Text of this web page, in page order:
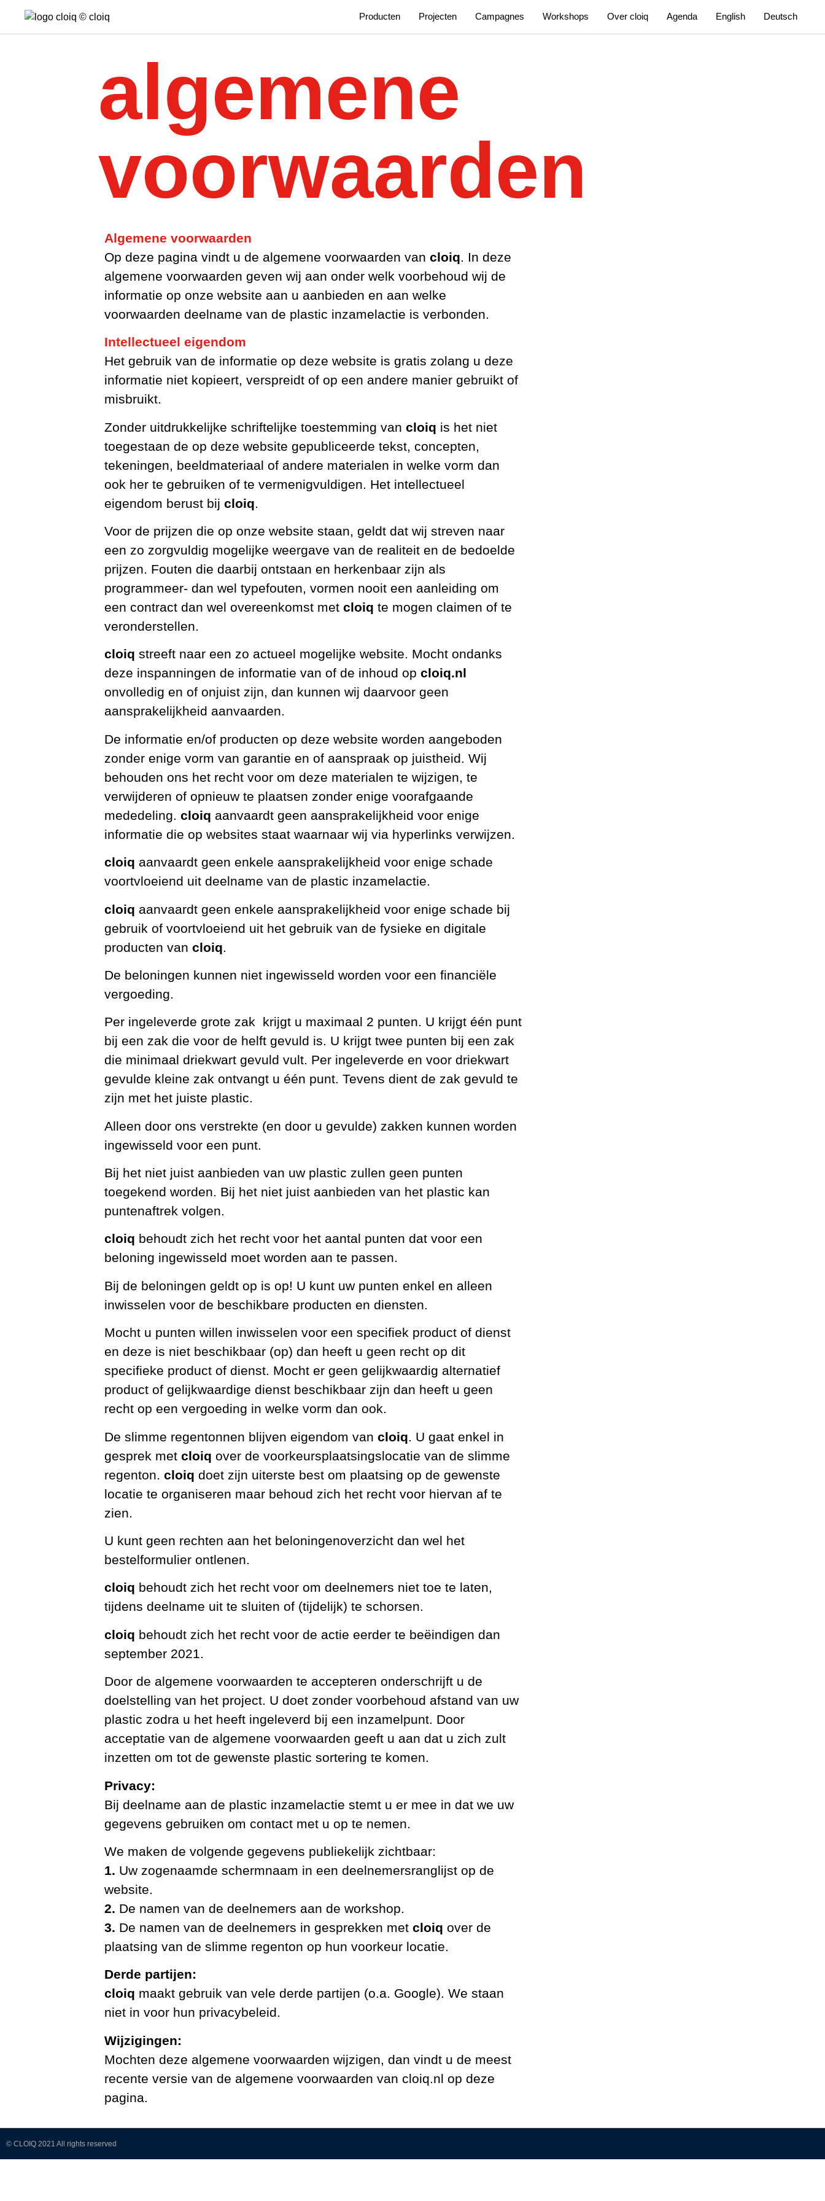
Producten Projecten Campagnes Workshops Over cloiq Agenda English Deutsch
algemene
voorwaarden
Algemene voorwaarden
Op deze pagina vindt u de algemene voorwaarden van cloiq. In deze
algemene voorwaarden geven wij aan onder welk voorbehoud wij de
informatie op onze website aan u aanbieden en aan welke
voorwaarden deelname van de plastic inzamelactie is verbonden.
Intellectueel eigendom
Het gebruik van de informatie op deze website is gratis zolang u deze
informatie niet kopieert, verspreidt of op een andere manier gebruikt of
misbruikt.
Zonder uitdrukkelijke schriftelijke toestemming van cloiq is het niet
toegestaan de op deze website gepubliceerde tekst, concepten,
tekeningen, beeldmateriaal of andere materialen in welke vorm dan
ook her te gebruiken of te vermenigvuldigen. Het intellectueel
eigendom berust bij cloiq
Voor de prijzen die op onze website staan, geldt dat wij streven naar
een zo zorgvuldig mogelijke weergave van de realiteit en de bedoelde
prijzen. Fouten die daarbij ontstaan en herkenbaar zijn als
programmeer- dan wel typefouten, vormen nooit een aanleiding om
een contract dan wel overeenkomst met cloiq te mogen claimen of te
veronderstellen.
cloiq streeft naar een zo actueel mogelijke website. Mocht ondanks
deze inspanningen de informatie van of de inhoud op cloiq.nl
onvolledig en of onjuist zijn, dan kunnen wij daarvoor geen
aansprakelijkheid aanvaarden.
De informatie en/of producten op deze website worden aangeboden
zonder enige vorm van garantie en of aanspraak op juistheid. Wij
behouden ons het recht voor om deze materialen te wijzigen, te
verwijderen of opnieuw te plaatsen zonder enige voorafgaande
mededeling. cloiq aanvaardt geen aansprakelijkheid voor enige
informatie die op websites staat waarnaar wij via hyperlinks verwijzen.
cloiq aanvaardt geen enkele aansprakelijkheid voor enige schade
voortvloeiend uit deelname van de plastic inzamelactie.
cloiq aanvaardt geen enkele aansprakelijkheid voor enige schade bij
gebruik of voortvloeiend uit het gebruik van de fysieke en digitale
producten van cloiq
De beloningen kunnen niet ingewisseld worden voor een financiële
vergoeding.
Per ingeleverde grote zak krijgt u maximaal 2 punten. U krijgt één punt
bij een zak die voor de helft gevuld is. U krijgt twee punten bij een zak
die minimaal driekwart gevuld vult. Per ingeleverde en voor driekwart
gevulde kleine zak ontvangt u één punt. Tevens dient de zak gevuld te
zijn met het juiste plastic.
Alleen door ons verstrekte (en door u gevulde) zakken kunnen worden
ingewisseld voor een punt.
Bij het niet juist aanbieden van uw plastic zullen geen punten
toegekend worden. Bij het niet juist aanbieden van het plastic kan
puntenaftrek volgen.
cloiq behoudt zich het recht voor het aantal punten dat voor een
beloning ingewisseld moet worden aan te passen.
Bij de beloningen geldt op is op! U kunt uw punten enkel en alleen
inwisselen voor de beschikbare producten en diensten.
Mocht u punten willen inwisselen voor een specifiek product of dienst
en deze is niet beschikbaar (op) dan heeft u geen recht op dit
specifieke product of dienst. Mocht er geen gelijkwaardig alternatief
product of gelijkwaardige dienst beschikbaar zijn dan heeft u geen
recht op een vergoeding in welke vorm dan ook.
De slimme regentonnen blijven eigendom van cloiq. U gaat enkel in
gesprek met cloiq over de voorkeursplaatsingslocatie van de slimme
regenton. cloiq doet zijn uiterste best om plaatsing op de gewenste
locatie te organiseren maar behoud zich het recht voor hiervan af te
zien.
U kunt geen rechten aan het beloningenoverzicht dan wel het
bestelformulier ontlenen.
cloiq behoudt zich het recht voor om deelnemers niet toe te laten,
tijdens deelname uit te sluiten of (tijdelijk) te schorsen.
cloiq behoudt zich het recht voor de actie eerder te beëindigen dan
september 2021.
Door de algemene voorwaarden te accepteren onderschrijft u de
doelstelling van het project. U doet zonder voorbehoud afstand van uw
plastic zodra u het heeft ingeleverd bij een inzamelpunt. Door
acceptatie van de algemene voorwaarden geeft u aan dat u zich zult
inzetten om tot de gewenste plastic sortering te komen.
Privacy:
Bij deelname aan de plastic inzamelactie stemt u er mee in dat we uw
gegevens gebruiken om contact met u op te nemen.
We maken de volgende gegevens publiekelijk zichtbaar:
1. Uw zogenaamde schermnaam in een deelnemersranglijst op de
website.
2. De namen van de deelnemers aan de workshop.
3. De namen van de deelnemers in gesprekken met cloiq over de
plaatsing van de slimme regenton op hun voorkeur locatie.
Derde partijen:
cloiq maakt gebruik van vele derde partijen (o.a. Google). We staan
niet in voor hun privacybeleid.
Wijzigingen:
Mochten deze algemene voorwaarden wijzigen, dan vindt u de meest
recente versie van de algemene voorwaarden van cloiq.nl op deze
pagina.
© CLOIQ 2021 All rights reserved